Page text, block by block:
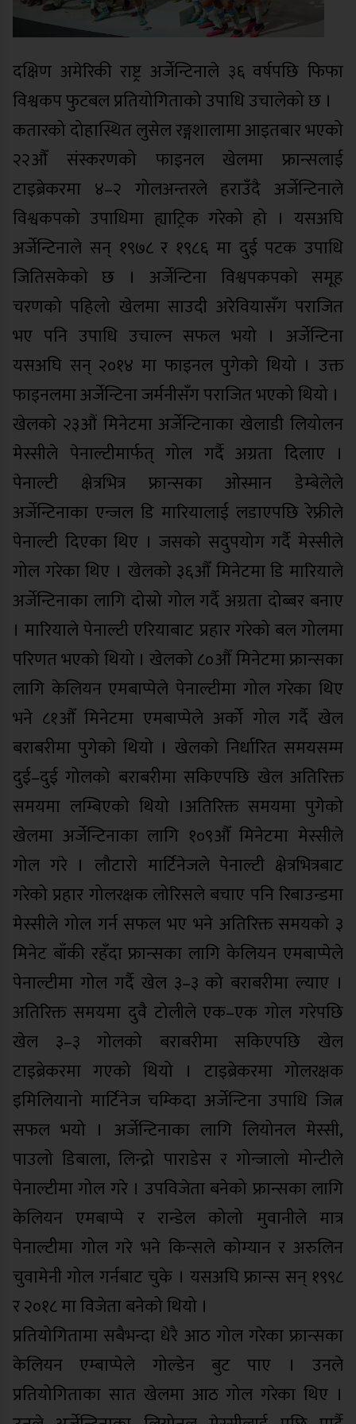
दक्षिण अमेरिकी राष्ट्र अर्जेन्टिनाले ३६ वर्षपछि फिफा
विश्वकप फुटबल प्रतियोगिताको उपाधि उचालेको छ ।
कतारको दोहास्थित लुसेल रङ्गशालामा आइतबार भएको
२२औँ संस्करणको फाइनल खेलमा फ्रान्सलाई
टाइब्रेकरमा ४–२ गोलअन्तरले हराउँदै अर्जेन्टिनाले
विश्वकपको उपाधिमा ह्याट्रिक गरेको हो । यसअघि
अर्जेन्टिनाले सन् १९७८ र १९८६ मा दुई पटक उपाधि
जितिसकेको छ । अर्जेन्टिना विश्वपकपको समूह
चरणको पहिलो खेलमा साउदी अरेवियासँग पराजित
भए पनि उपाधि उचाल्न सफल भयो । अर्जेन्टिना
यसअघि सन् २०१४ मा फाइनल पुगेको थियो । उक्त
फाइनलमा अर्जेन्टिना जर्मनीसँग पराजित भएको थियो ।
खेलको २३औं मिनेटमा अर्जेन्टिनाका खेलाडी लियोलन
मेस्सीले पेनाल्टीमार्फत् गोल गर्दै अग्रता दिलाए ।
पेनाल्टी क्षेत्रभित्र फ्रान्सका ओस्मान डेम्बेलेले
अर्जेन्टिनाका एन्जल डि मारियालाई लडाएपछि रेफ्रीले
पेनाल्टी दिएका थिए । जसको सदुपयोग गर्दै मेस्सीले
गोल गरेका थिए । खेलको ३६औँ मिनेटमा डि मारियाले
अर्जेन्टिनाका लागि दोस्रो गोल गर्दै अग्रता दोब्बर बनाए
। मारियाले पेनाल्टी एरियाबाट प्रहार गरेको बल गोलमा
परिणत भएको थियो । खेलको ८०औँ मिनेटमा फ्रान्सका
लागि केलियन एमबाप्पेले पेनाल्टीमा गोल गरेका थिए
भने ८१औँ मिनेटमा एमबाप्पेले अर्को गोल गर्दै खेल
बराबरीमा पुगेको थियो । खेलको निर्धारित समयसम्म
दुई–दुई गोलको बराबरीमा सकिएपछि खेल अतिरिक्त
समयमा लम्बिएको थियो ।अतिरिक्त समयमा पुगेको
खेलमा अर्जेन्टिनाका लागि १०९औँ मिनेटमा मेस्सीले
गोल गरे । लौटारो मार्टिनेजले पेनाल्टी क्षेत्रभित्रबाट
गरेको प्रहार गोलरक्षक लोरिसले बचाए पनि रिबाउन्डमा
मेस्सीले गोल गर्न सफल भए भने अतिरिक्त समयको ३
मिनेट बाँकी रहँदा फ्रान्सका लागि केलियन एमबाप्पेले
पेनाल्टीमा गोल गर्दै खेल ३–३ को बराबरीमा ल्याए ।
अतिरिक्त समयमा दुवै टोलीले एक–एक गोल गरेपछि
खेल ३–३ गोलको बराबरीमा सकिएपछि खेल
टाइब्रेकरमा गएको थियो । टाइब्रेकरमा गोलरक्षक
इमिलियानो मार्टिनेज चम्किदा अर्जेन्टिना उपाधि जित्न
सफल भयो । अर्जेन्टिनाका लागि लियोनल मेस्सी,
पाउलो डिबाला, लिन्द्रो पाराडेस र गोन्जालो मोन्टीले
पेनाल्टीमा गोल गरे । उपविजेता बनेको फ्रान्सका लागि
केलियन एमबाप्पे र रान्डेल कोलो मुवानीले मात्र
पेनाल्टीमा गोल गरे भने किन्सले कोम्यान र अरुलिन
चुवामेनी गोल गर्नबाट चुके । यसअघि फ्रान्स सन् १९९८
र २०१८ मा विजेता बनेको थियो ।
प्रतियोगितामा सबैभन्दा धेरै आठ गोल गरेका फ्रान्सका
केलियन एम्बाप्पेले गोल्डेन बुट पाए । उनले
प्रतियोगिताका सात खेलमा आठ गोल गरेका थिए ।